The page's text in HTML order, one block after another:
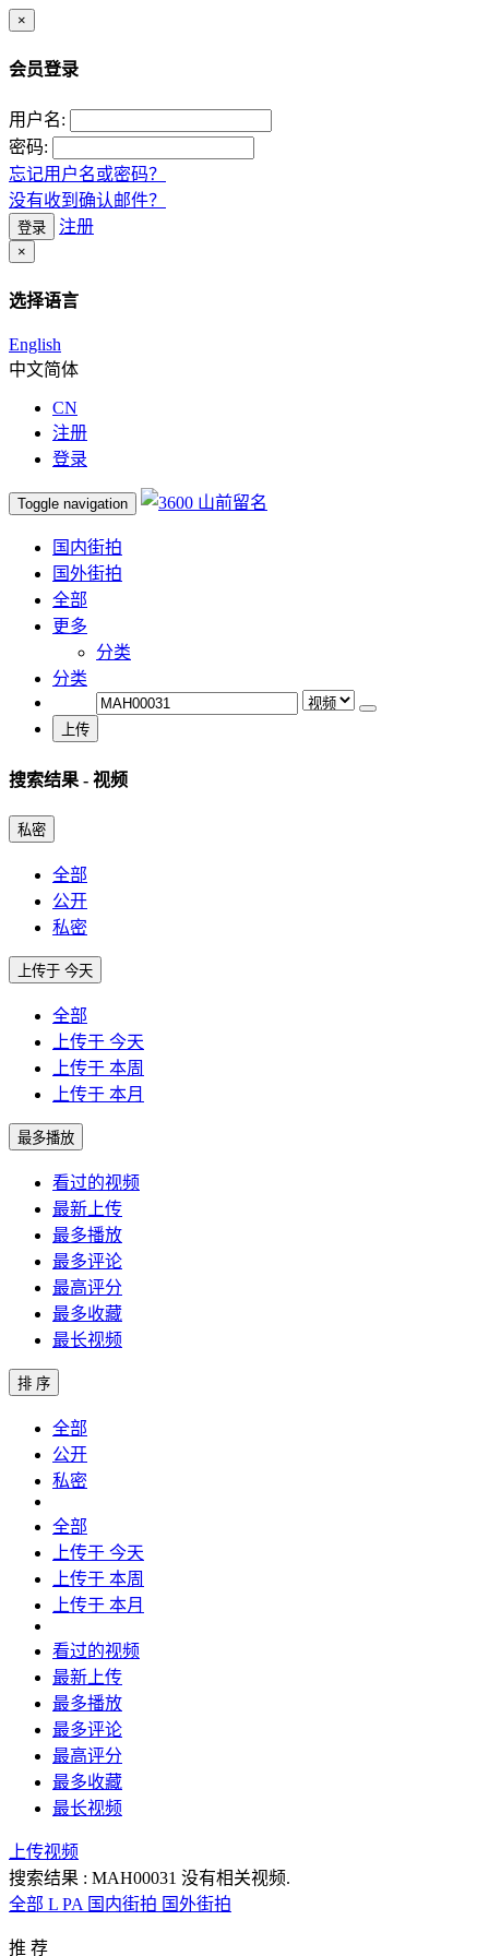
×
会员登录
用户名:
密码:
忘记用户名或密码？
没有收到确认邮件？
登录 注册
×
选择语言
English
中文简体
CN
注册
登录
Toggle navigation
国内街拍
国外街拍
全部
更多
分类
分类
上传
搜索结果 - 视频
私密
全部
公开
私密
上传于 今天
全部
上传于 今天
上传于 本周
上传于 本月
最多播放
看过的视频
最新上传
最多播放
最多评论
最高评分
最多收藏
最长视频
排 序
全部
公开
私密
全部
上传于 今天
上传于 本周
上传于 本月
看过的视频
最新上传
最多播放
最多评论
最高评分
最多收藏
最长视频
上传视频
搜索结果 : MAH00031 没有相关视频.
全部 L PA 国内街拍 国外街拍
推 荐